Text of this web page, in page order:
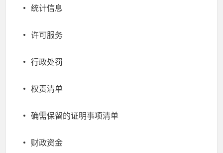
统计信息
许可服务
行政处罚
权责清单
确需保留的证明事项清单
财政资金